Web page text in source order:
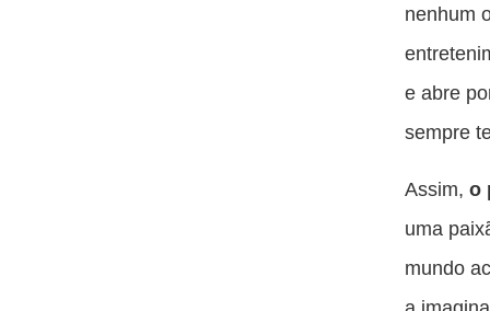
nenhum
e abre
sempre
Assim,o
uma
mundo